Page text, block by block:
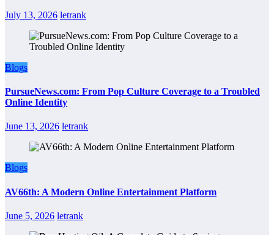
July 13, 2026 letrank
Blogs
PursueNews.com: From Pop Culture Coverage to a Troubled
Online Identity
June 13, 2026 letrank
Blogs
AV66th: A Modern Online Entertainment Platform
June 5, 2026 letrank